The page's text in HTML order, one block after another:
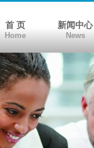
首 页
Home
新闻中心
News